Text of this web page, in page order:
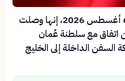
قالت إيران يوم الأربعاء، 6 أغسطس 2026، إنها وصلت
اتفاق مع سلطنة عُمان
السفن الداخلة إلى الخليج